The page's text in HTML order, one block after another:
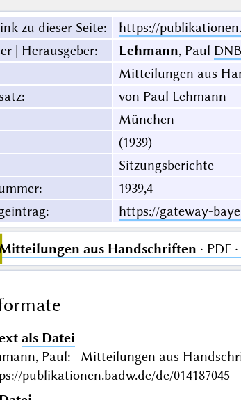
zu dieser Seite:
https://
| Herausgeber: Lehmann, Paul DNB
Mitteilungen aus
:
von Paul Lehmann
München
(1939)
Sitzungsberichte
:
1939,4
: https://gateway-
aus Handschriften · PDF
als Datei
Paul: Mitteilungen aus
publikationen.badw.de/de/014187045